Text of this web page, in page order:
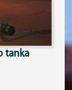
tanka